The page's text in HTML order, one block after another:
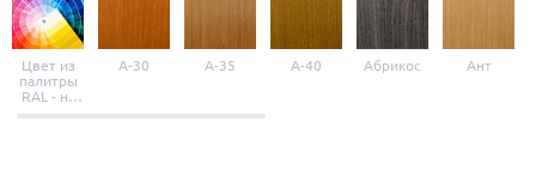
Цвет из
палитры
RAL - на
выбор
A-30 A-35 A-40 Абрикос Ант